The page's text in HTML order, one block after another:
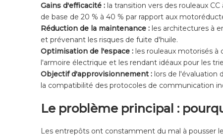
Gains d'efficacité : la transition vers des rouleaux
de base de 20 % à 40 % par rapport aux
Réduction de la maintenance : les architectures à
et prévenant les risques de fuite d'huile.
Optimisation de l'espace : les rouleaux motorisés
l'armoire électrique et les rendant idéaux pour les
Objectif d'approvisionnement : lors de l'évaluation
la compatibilité des protocoles de communication
Le problème principal :
Les entrepôts ont constamment du mal à pousser